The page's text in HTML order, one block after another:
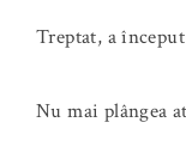
Treptat, a
Nu mai plângea